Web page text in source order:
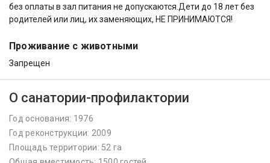
без оплаты в зал питания не допускаются.Дети до 18 лет без
родителей или лиц, их заменяющих, НЕ ПРИНИМАЮТСЯ!
Проживание с животными
Запрещен
О санатории-профилактории
Год основания: 1976
Год реконструкции: 2009
Площадь территории: 52 га